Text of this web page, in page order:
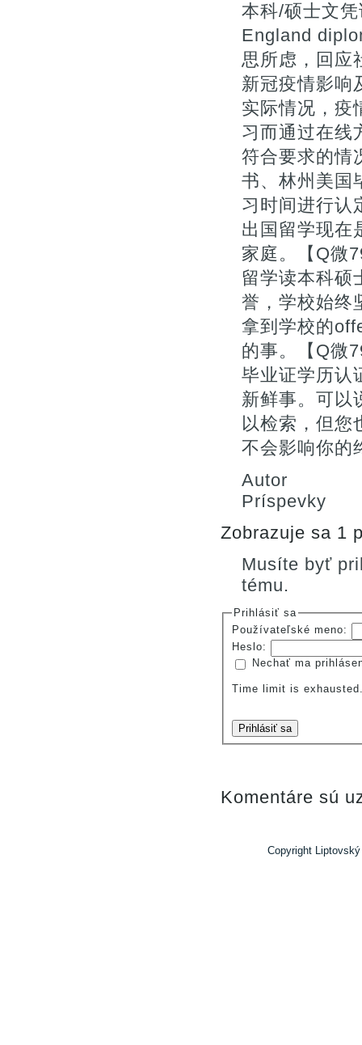
本科/硕士文
England
思所虑，回应
新冠疫情影响
实际情况，疫
习而通过在线
符合要求的情
书、林州美国
习时间进行认
出国留学现在
家庭。【Q微
留学读本科硕
誉，学校始终
拿到学校的
的事。【Q微
毕业证学历认
新鲜事。可以
以检索，但您
不会影响你的
Autor
Príspevky
Zobrazuje sa 1
Musíte byť
tému.
Prihlásiť sa
Používateľské meno:
Heslo:
Nechať ma
Time limit is
Prihlásiť sa
Komentáre sú
Copyright